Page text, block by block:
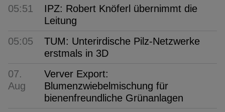
05:51
IPZ: Robert Knöferl übernimmt die
Leitung
05:05
TUM: Unterirdische Pilz-Netzwerke
erstmals in 3D
07.
Aug
Verver Export:
Blumenzwiebelmischung für
bienenfreundliche Grünanlagen